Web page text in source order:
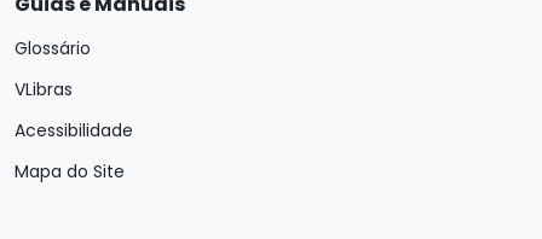
Glossário
VLibras
Acessibilidade
Mapa do Site